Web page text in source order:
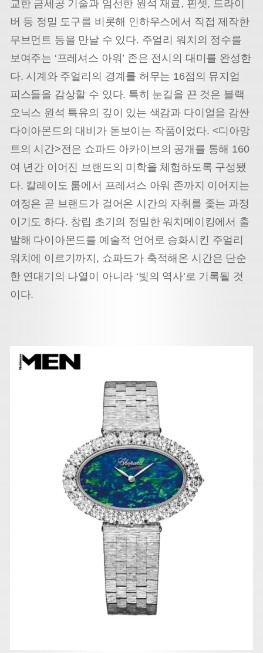
교한 금세공 기술과 엄선한 원석 재료, 핀셋, 드라이
버 등 정밀 도구를 비롯해 인하우스에서 직접 제작한
무브먼트 등을 만날 수 있다. 주얼리 워치의 정수를
보여주는 ‘프레셔스 아워’ 존은 전시의 대미를 완성한
다. 시계와 주얼리의 경계를 허무는 16점의 뮤지엄
피스들을 감상할 수 있다. 특히 눈길을 끈 것은 블랙
오닉스 원석 특유의 깊이 있는 색감과 다이얼을 감싼
다이아몬드의 대비가 돋보이는 작품이었다. <디아망
트의 시간>전은 쇼파드 아카이브의 공개를 통해 160
여 년간 이어진 브랜드의 미학을 체험하도록 구성됐
다. 칼레이도 룸에서 프레셔스 아워 존까지 이어지는
여정은 곧 브랜드가 걸어온 시간의 자취를 좇는 과정
이기도 하다. 창립 초기의 정밀한 워치메이킹에서 출
발해 다이아몬드를 예술적 언어로 승화시킨 주얼리
워치에 이르기까지, 쇼파드가 축적해온 시간은 단순
한 연대기의 나열이 아니라 ‘빛의 역사’로 기록될 것
이다.